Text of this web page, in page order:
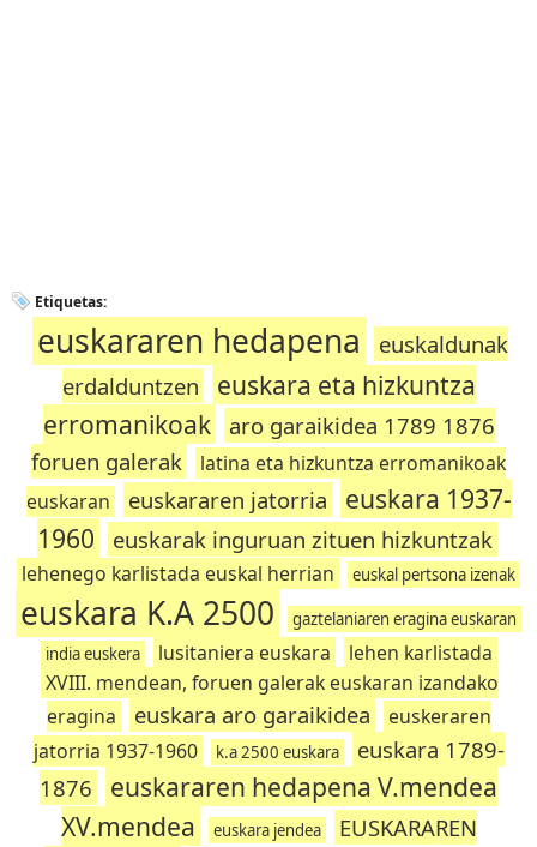
Etiquetas:
euskararen hedapena
euskaldunak
erdalduntzen
euskara eta hizkuntza
erromanikoak
aro garaikidea 1789 1876
foruen galerak
latina eta hizkuntza erromanikoak
euskaran
euskararen jatorria
euskara 1937-
1960
euskarak inguruan zituen hizkuntzak
lehenego karlistada euskal herrian euskal pertsona izenak
euskara K.A 2500
gaztelaniaren eragina euskaran
india euskera
lusitaniera euskara
lehen karlistada
XVIII. mendean, foruen galerak euskaran izandako
eragina
euskara aro garaikidea
euskeraren
jatorria 1937-1960
k.a 2500 euskara
euskara 1789-
1876
euskararen hedapena V.mendea
XV.mendea
euskara jendea
EUSKARAREN